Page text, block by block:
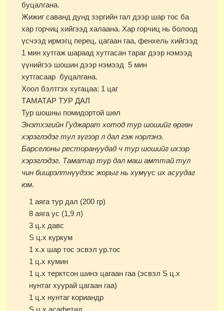
буцалгана.
Жижиг саванд дунд зэргийн гал дээр шар тос ба
хар горчиц хийгээд халаана. Хар горчиц нь болоод
үсчээд ирмэгц перец, цагаан гаа, фенхель хийгээд
1 мин хутгаж шараад хутгасан тараг дээр нэмээд
үүнийгээ шошин дээр нэмээд 5 мин
хутгасаар буцалгана.
Хоол бэлтгэх хугацаа: 1 цаг
ТАМАТАР ТУР ДАЛ
Тур шошны помидортой шөл
Энэтхэгийн Гуджарат хотод тур шошийг өргөн
хэрэглэдэг тул зүгээр л дал гэж нэрлэнэ.
Барселоны ресторануудад ч тур шошийг ихээр
хэрэглэдэг. Таматар тур дал маш амттай тул
чин бишрэлтнүүдээс жорыг нь хүмүүс их асуудаг
юм.
1 аяга тур дал (200 гр)
8 аяга ус (1,9 л)
3 ц.х давс
Ѕ ц.х куркум
1 х.х шар тос эсвэл ур.тос
1 ц.х кумин
1 ц.х терктсон шинэ цагаан гаа (эсвэл Ѕ ц.х
нунтаг хуурай цагаан гаа)
1 ц.х нунтаг кориандр
Ѕ ц.х асафетид